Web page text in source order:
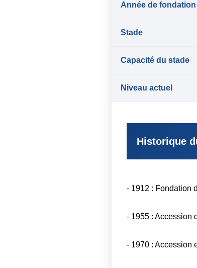
Année de fondation
Stade
Capacité du stade
Niveau actuel
Historique
- 1912 : Fondation
- 1955 : Accession
- 1970 : Accession